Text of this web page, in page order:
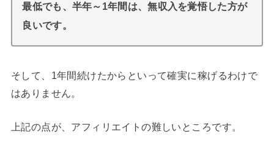
最低でも、半年～1年間は、無収入を覚悟した方が
良いです。
そして、1年間続けたからといって確実に稼げるわけで
はありません。
上記の点が、アフィリエイトの難しいところです。